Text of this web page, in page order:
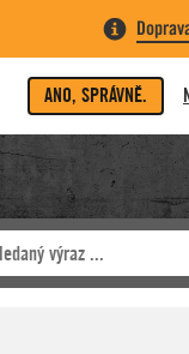
ANO, SPRÁVNĚ.